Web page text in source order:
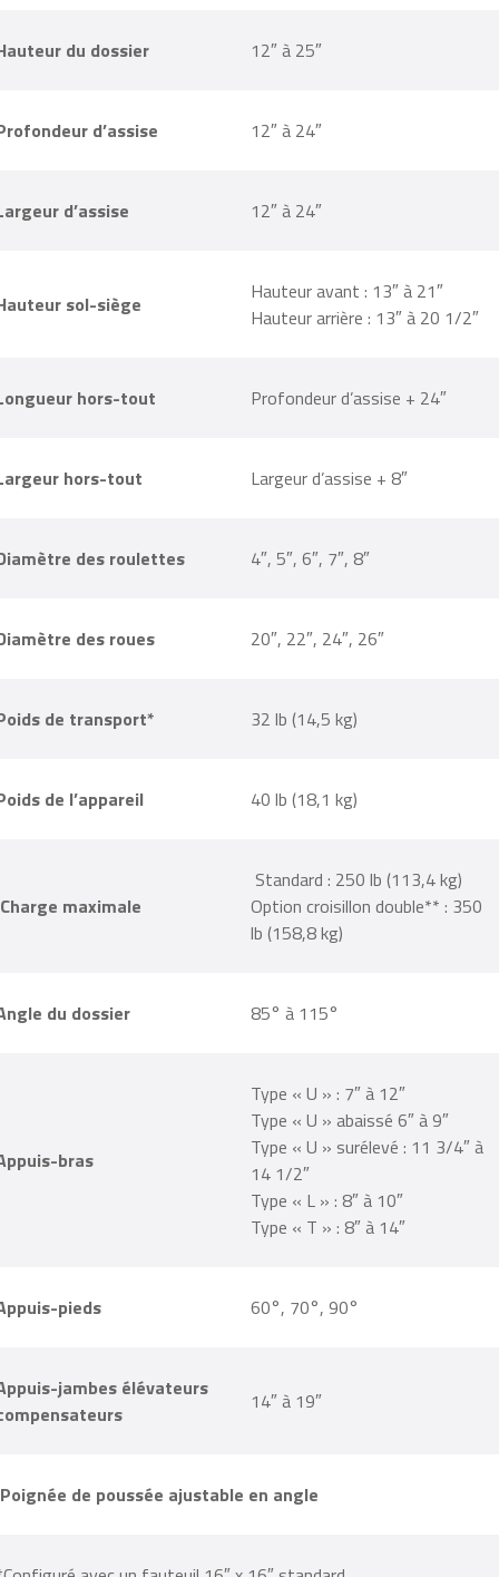
du dossier 12″ à 25″
d’assise 12″ à 24″
d’assise 12″ à 24″
sol-siège
Hauteur avant : 13″ à 21″
Hauteur arrière : 13″ à 20 1/2″
hors-tout Profondeur d’assise + 24″
hors-tout Largeur d’assise + 8″
des roulettes 4″, 5″, 6″, 7″, 8″
des roues 20″, 22″, 24″, 26″
de transport* 32 lb (14,5 kg)
de l’appareil 40 lb (18,1 kg)
Charge maximale
Standard : 250 lb (113,4 kg)
Option croisillon double** : 350
lb (158,8 kg)
du dossier 85° à 115°
bras
Type « U » : 7″ à 12″
Type « U » abaissé 6″ à 9″
Type « U » surélevé : 11 3/4″ à
14 1/2″
Type « L » : 8″ à 10″
Type « T » : 8″ à 14″
pieds 60°, 70°, 90°
jambes élévateurs
14″ à 19″
Poignée de poussée ajustable en angle